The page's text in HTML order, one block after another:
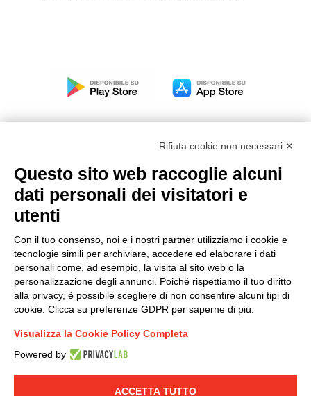
LINKEDIN YOUTUBE
Modello organizzativo, gestione e controllo – D. lgs.
231/2001
Condizioni generali di vendita DKC Power Solutions
Condizioni generali di acquisto
Codice etico
Rifiuta cookie non necessari ✕
Questo sito web raccoglie alcuni
dati personali dei visitatori e
utenti
Con il tuo consenso, noi e i nostri partner utilizziamo i cookie e
tecnologie simili per archiviare, accedere ed elaborare i dati
personali come, ad esempio, la visita al sito web o la
personalizzazione degli annunci. Poiché rispettiamo il tuo diritto
alla privacy, è possibile scegliere di non consentire alcuni tipi di
cookie. Clicca su preferenze GDPR per saperne di più.
Visualizza la Cookie Policy Completa
Powered by
ACCETTA TUTTO